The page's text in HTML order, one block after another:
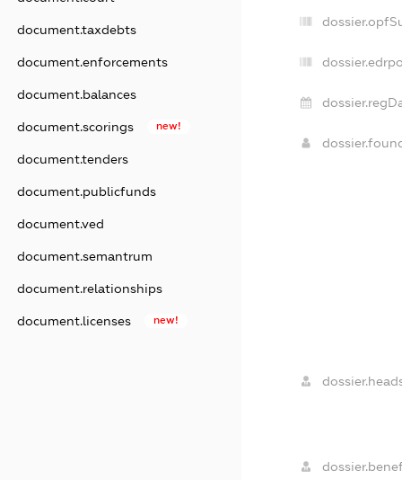
document.taxdebts
document.enforcements
document.balances
document.scorings new!
document.tenders
document.publicfunds
document.ved
document.semantrum
document.relationships
document.licenses new!